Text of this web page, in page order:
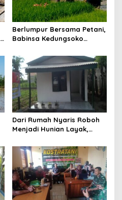
Berlumpur Bersama Petani,
Babinsa Kedungsoko
untuk Ketahanan Pangan
Dari Rumah Nyaris Roboh
Menjadi Hunian Layak,
Wujudkan Harapan Ibu Feri